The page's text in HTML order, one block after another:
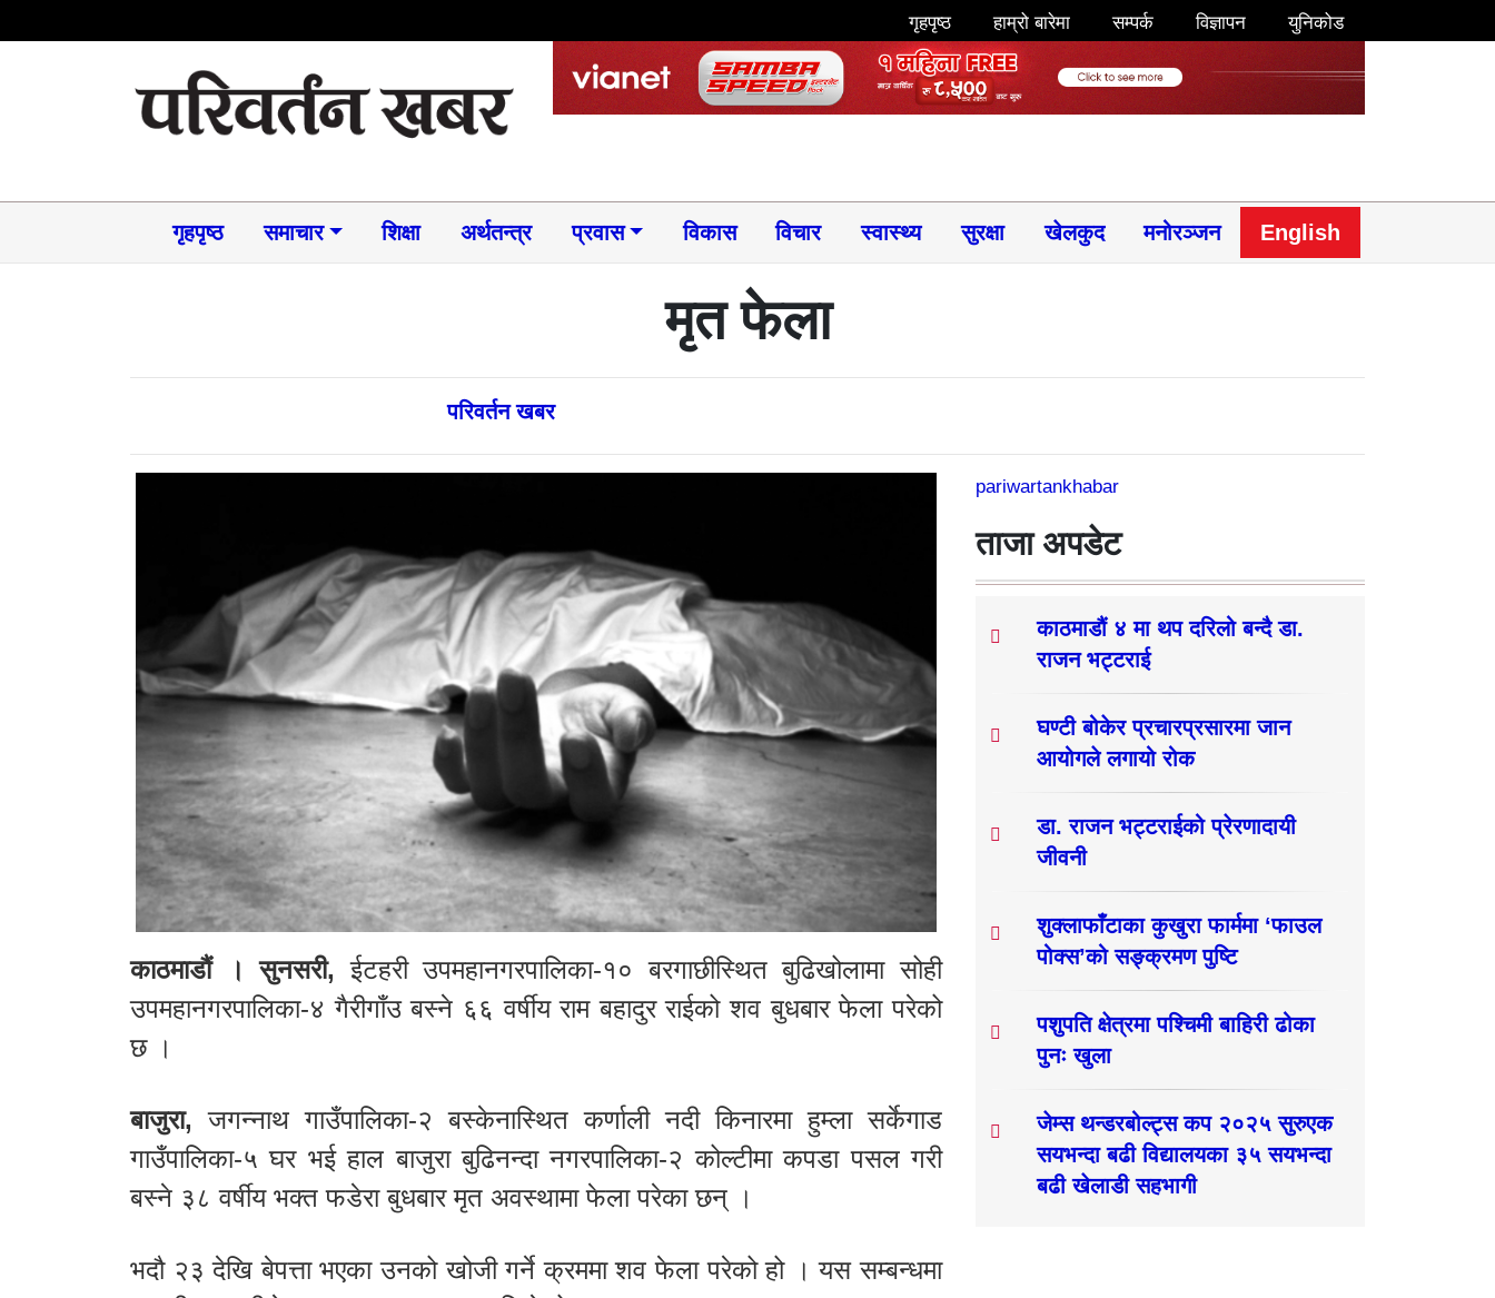
गृहपृष्ठ हाम्रो बारेमा सम्पर्क विज्ञापन युनिकोड
गृहपृष्ठ समाचार​ शिक्षा अर्थतन्त्र प्रवास विकास विचार स्वास्थ्य सुरक्षा खेलकुद मनोरञ्जन English
मृत फेला
परिवर्तन खबर
काठमाडौं । सुनसरी, ईटहरी उपमहानगरपालिका-१० बरगाछीस्थित बुढिखोलामा सोही
उपमहानगरपालिका-४ गैरीगाँउ बस्ने ६६ वर्षीय राम बहादुर राईको शव बुधबार फेला परेको
छ ।
बाजुरा, जगन्नाथ गाउँपालिका-२ बस्केनास्थित कर्णाली नदी किनारमा हुम्ला सर्केगाड
गाउँपालिका-५ घर भई हाल बाजुरा बुढिनन्दा नगरपालिका-२ कोल्टीमा कपडा पसल गरी
बस्ने ३८ वर्षीय भक्त फडेरा बुधबार मृत अवस्थामा फेला परेका छन् ।
भदौ २३ देखि बेपत्ता भएका उनको खोजी गर्ने क्रममा शव फेला परेको हो । यस सम्बन्धमा
pariwartankhabar
ताजा अपडेट
काठमाडौं ४ मा थप दरिलो बन्दै डा.
राजन भट्टराई
घण्टी बोकेर प्रचारप्रसारमा जान
आयोगले लगायो रोक
डा. राजन भट्टराईको प्रेरणादायी
जीवनी
शुक्लाफाँटाका कुखुरा फार्ममा ‘फाउल
पोक्स’को सङ्क्रमण पुष्टि
पशुपति क्षेत्रमा पश्चिमी बाहिरी ढोका
पुनः खुला
जेम्स थन्डरबोल्ट्स कप २०२५ सुरुएक
सयभन्दा बढी विद्यालयका ३५ सयभन्दा
बढी खेलाडी सहभागी